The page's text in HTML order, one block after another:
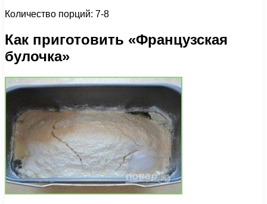
Количество порций: 7-8
Как приготовить «Французская
булочка»